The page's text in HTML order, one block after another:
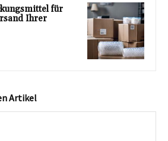
für
Ihrer
Artikel